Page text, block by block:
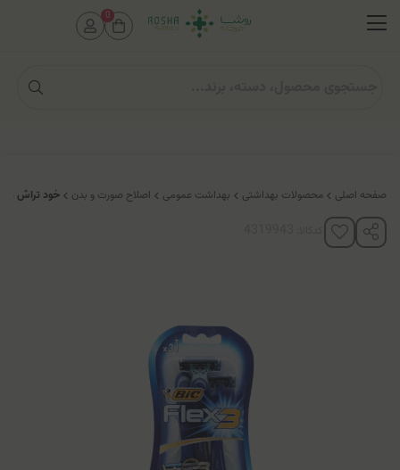
صفحه اصلی محصولات بهداشتی بهداشت عمومی اصلاح صورت و بدن خود تراش 3 لبه 3 عددی مردانه بیک (مدل FLEX 3)
0